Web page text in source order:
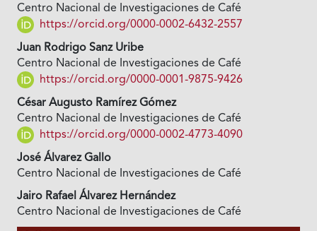
Centro Nacional de Investigaciones de Café
https://orcid.org/0000-0002-6432-2557
Juan Rodrigo Sanz Uribe
Centro Nacional de Investigaciones de Café
https://orcid.org/0000-0001-9875-9426
César Augusto Ramírez Gómez
Centro Nacional de Investigaciones de Café
https://orcid.org/0000-0002-4773-4090
José Álvarez Gallo
Centro Nacional de Investigaciones de Café
Jairo Rafael Álvarez Hernández
Centro Nacional de Investigaciones de Café